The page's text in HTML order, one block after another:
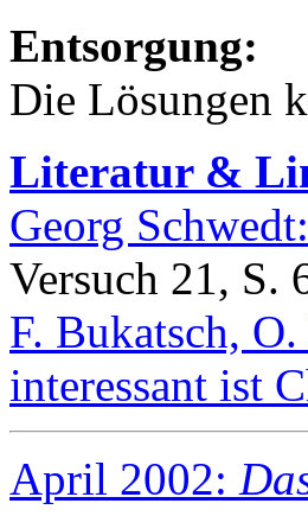
Entsorgung:
Die Lösungen
Literatur &
Georg
Versuch 21, S.
F. Bukatsch,
interessant ist
April 2002: